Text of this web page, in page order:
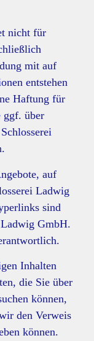
nicht für
mit auf
entstehen
Haftung für
ggf. über
auf
Ladwig
sind
GmbH.
Inhalten
die Sie über
können,
den Verweis
können.